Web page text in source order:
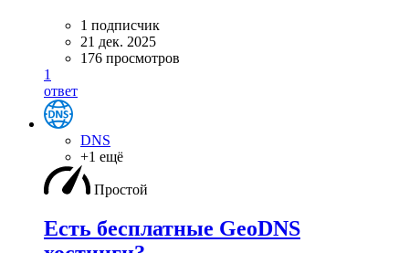
1 подписчик
21 дек. 2025
176 просмотров
1
ответ
DNS
+1 ещё
Простой
Есть бесплатные GeoDNS